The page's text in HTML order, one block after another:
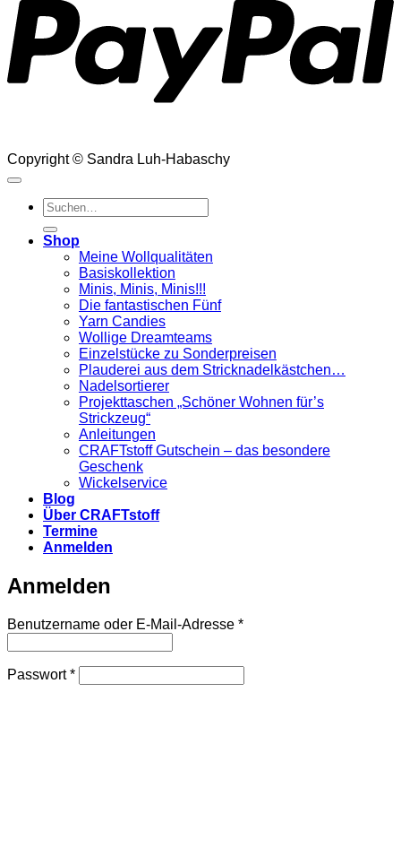
Copyright © Sandra Luh-Habaschy
Suchen
nach:
Shop
Meine Wollqualitäten
Basiskollektion
Minis, Minis, Minis!!!
Die fantastischen Fünf
Yarn Candies
Wollige Dreamteams
Einzelstücke zu Sonderpreisen
Plauderei aus dem Stricknadelkästchen…
Nadelsortierer
Projekttaschen „Schöner Wohnen für’s
Strickzeug“
Anleitungen
CRAFTstoff Gutschein – das besondere
Geschenk
Wickelservice
Blog
Über CRAFTstoff
Termine
Anmelden
Anmelden
Benutzername oder E-Mail-Adresse *Erforderlich
Passwort*Erforderlich